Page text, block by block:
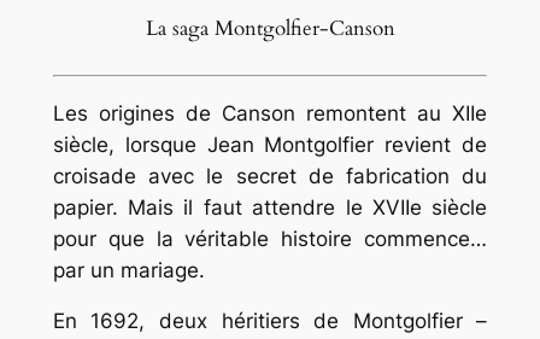
La saga Montgolfier-Canson
Les origines de Canson remontent au XIIe
siècle, lorsque Jean Montgolfier revient de
croisade avec le secret de fabrication du
papier. Mais il faut attendre le XVIIe siècle
pour que la véritable histoire commence…
par un mariage.
En 1692, deux héritiers de Montgolfier –